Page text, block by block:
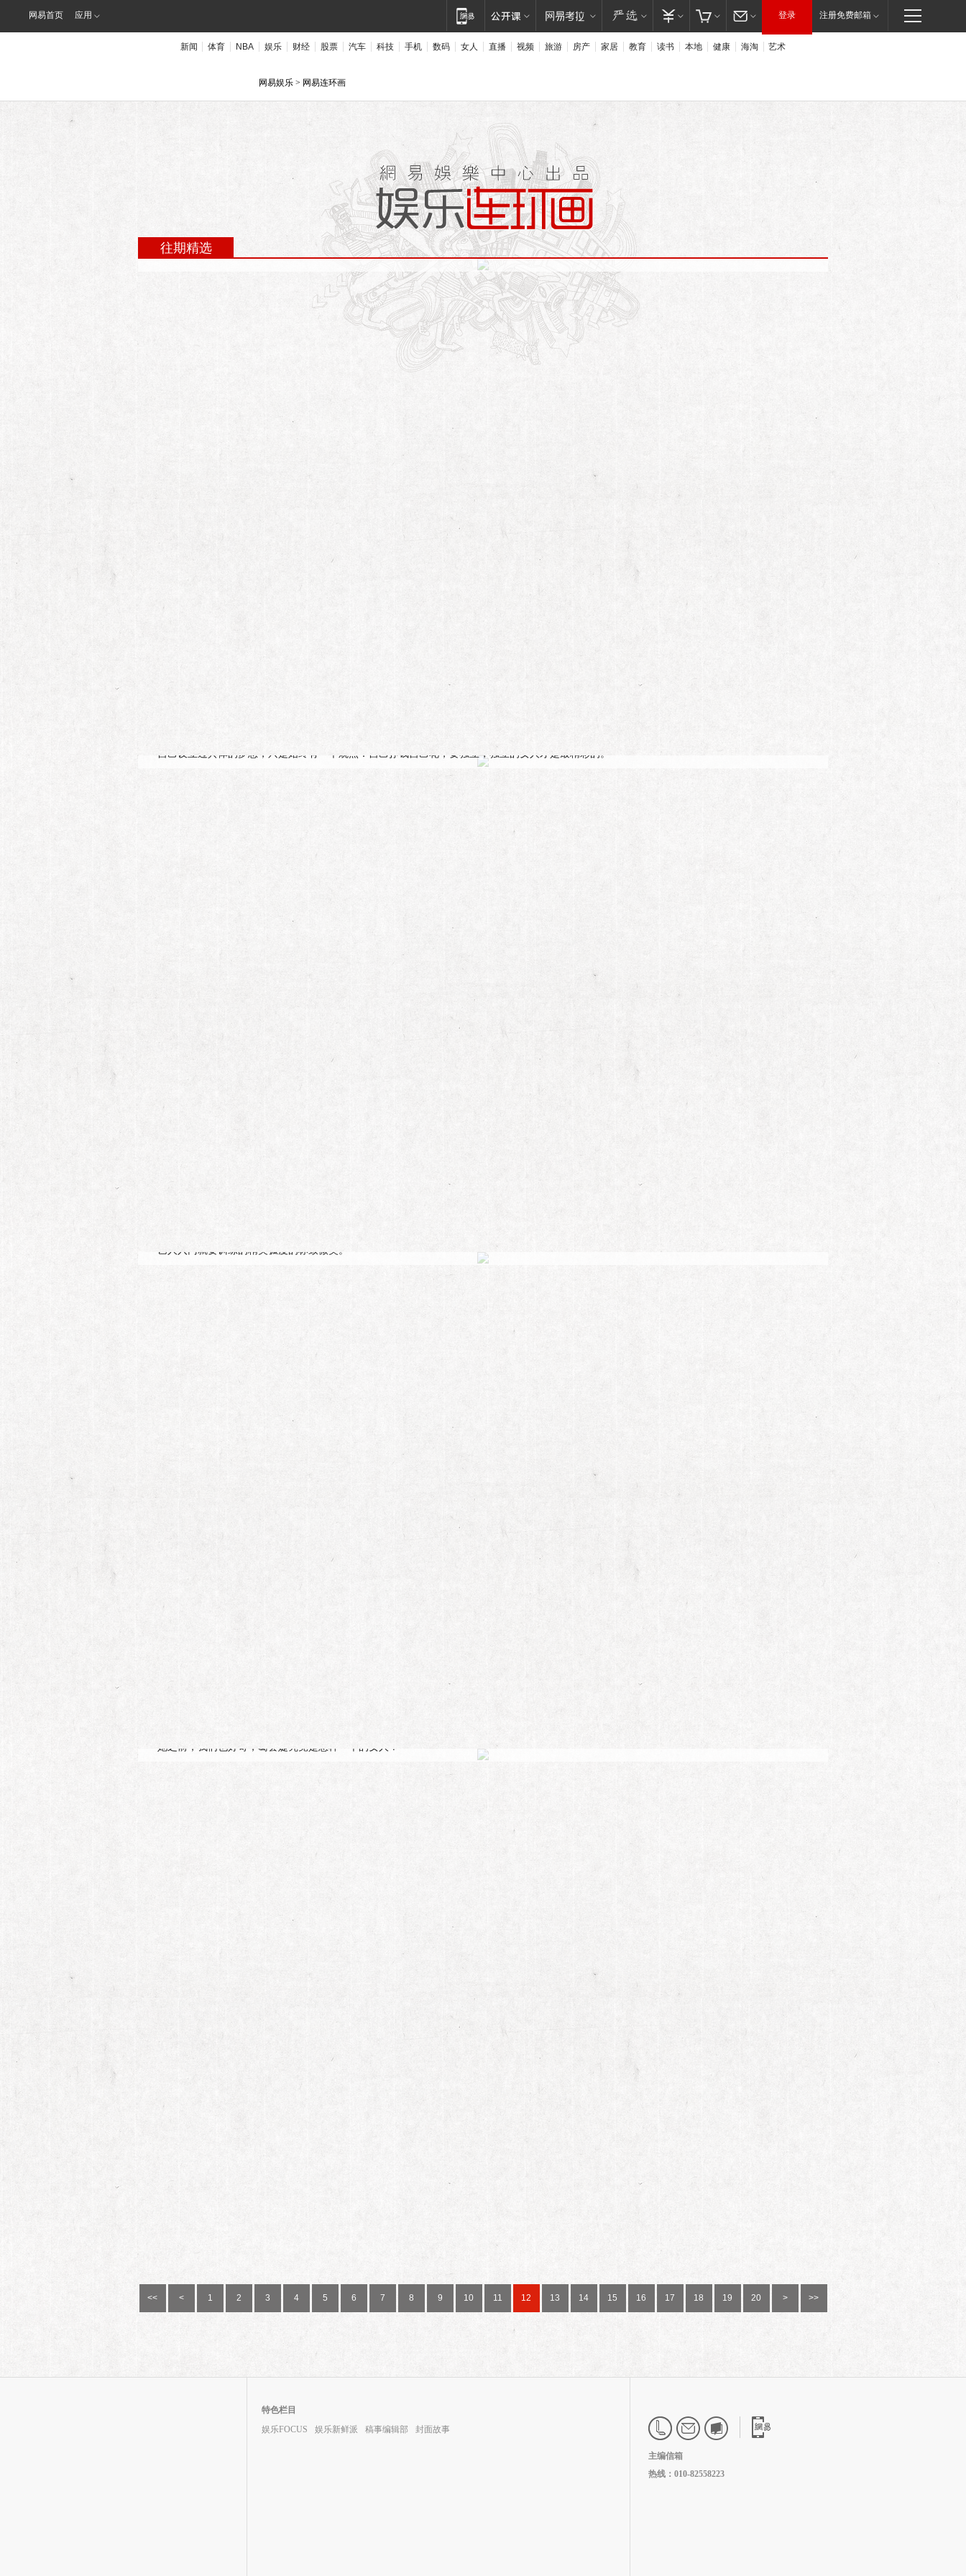
网易首页 应用 登录 注册免费邮箱
新闻 体育 NBA 娱乐 财经 股票 汽车 科技 手机 数码 女人 直播 视频 旅游 房产 家居 教育 读书 本地 健康 海淘 艺术
网易娱乐 > 网易连环画
往期精选
学会知足的凌潇肃
凌潇肃打开手机，给我们翻看一个新闻客户端的稿子。“你看，夸我的文章没有评论，骂我的文章下面全是评论。这是为什么呢？网友能知道什么？”
自己设立过具体的梦想，只是始终有一个观点：自己挣钱自己花，要独立，独立的女人才是最精彩的。
艺人入门就要训练的精美弧度的标致微笑。
她之前，我们也好奇，葛荟婕究竟是怎样一个的女人？
<< < 1 2 3 4 5 6 7 8 9 10 11 12 13 14 15 16 17 18 19 20 > >>
特色栏目
娱乐FOCUS
娱乐新鲜派 稿事编辑部 封面故事
主编信箱
热线：010-82558223